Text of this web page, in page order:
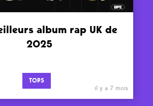
album rap UK de
2025
TOPS
il y a 7 mois